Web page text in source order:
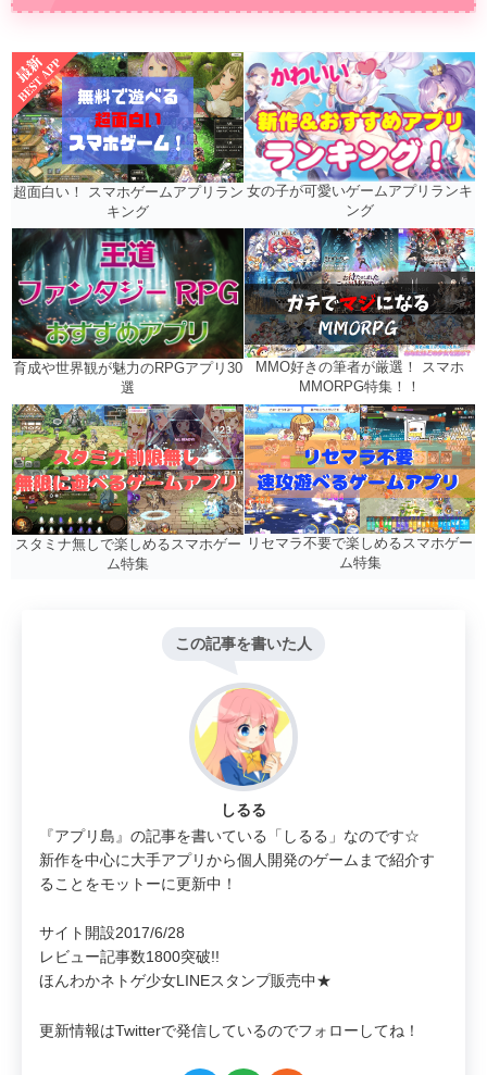
超面白い！ スマホゲームアプリラン
キング
女の子が可愛いゲームアプリランキ
ング
育成や世界観が魅力のRPGアプリ30
選
MMO好きの筆者が厳選！ スマホ
MMORPG特集！！
スタミナ無しで楽しめるスマホゲー
ム特集
リセマラ不要で楽しめるスマホゲー
ム特集
この記事を書いた人
しるる
『アプリ島』の記事を書いている「しるる」なのです☆
新作を中心に大手アプリから個人開発のゲームまで紹介す
ることをモットーに更新中！
サイト開設2017/6/28
レビュー記事数1800突破!!
ほんわかネトゲ少女LINEスタンプ販売中★
更新情報はTwitterで発信しているのでフォローしてね！